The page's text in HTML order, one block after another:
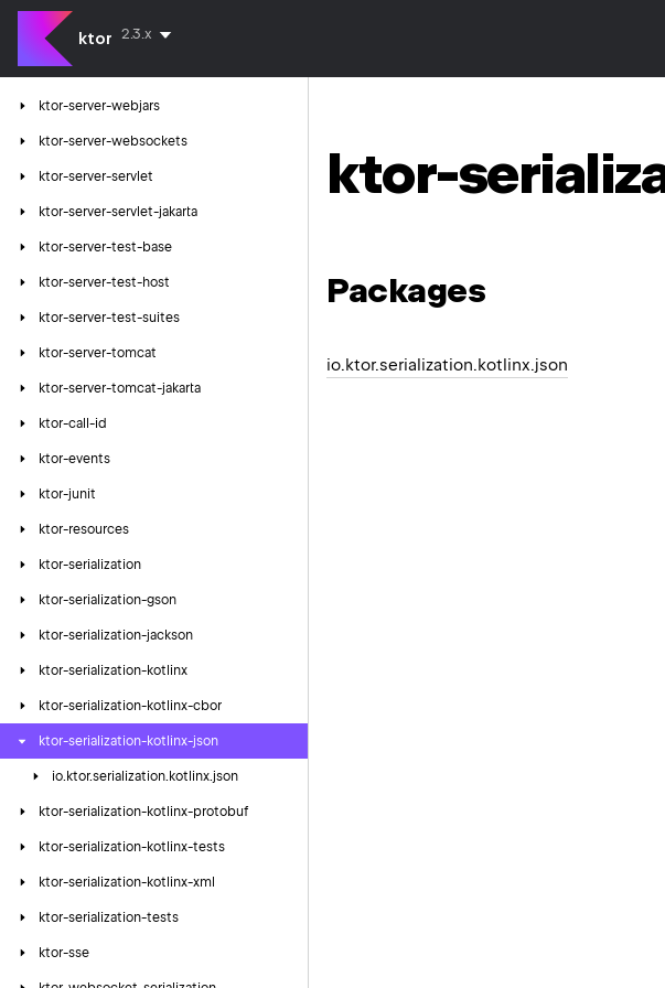
ktor 2.3.x
ktor-server-thymeleaf
ktor-server-velocity
ktor-server-webjars
ktor-server-websockets
ktor-server-servlet
ktor-server-servlet-jakarta
ktor-server-test-base
ktor-server-test-host
ktor-server-test-suites
ktor-server-tomcat
ktor-server-tomcat-jakarta
ktor-call-id
ktor-events
ktor-junit
ktor-resources
ktor-serialization
ktor-serialization-gson
ktor-serialization-jackson
ktor-serialization-kotlinx
ktor-serialization-kotlinx-cbor
ktor-serialization-kotlinx-json
io. ktor.serialization. kotlinx.json
ktor-serialization-kotlinx-protobuf
ktor-serialization-kotlinx-tests
ktor-serialization-kotlinx-xml
ktor-serialization-tests
ktor-sse
ktor-
Packages
io.ktor.serialization.kotlinx.json